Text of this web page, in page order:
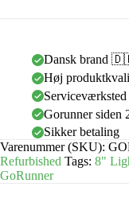
Dansk brand
Høj
Serviceværksted
Gorunner siden
Sikker betaling
Varenummer (SKU):
Refurbished Tags: 8"
GoRunner